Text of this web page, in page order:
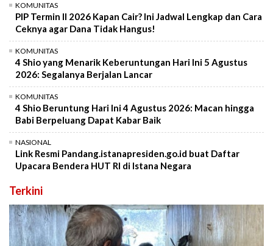
KOMUNITAS
PIP Termin II 2026 Kapan Cair? Ini Jadwal Lengkap dan Cara
Ceknya agar Dana Tidak Hangus!
KOMUNITAS
4 Shio yang Menarik Keberuntungan Hari Ini 5 Agustus
2026: Segalanya Berjalan Lancar
KOMUNITAS
4 Shio Beruntung Hari Ini 4 Agustus 2026: Macan hingga
Babi Berpeluang Dapat Kabar Baik
NASIONAL
Link Resmi Pandang.istanapresiden.go.id buat Daftar
Upacara Bendera HUT RI di Istana Negara
Terkini